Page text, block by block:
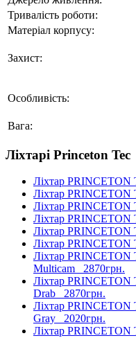
Тривалість роботи:
Матеріал корпусу:
Захист:
Особливість:
Вага:
Ліхтарі Princeton Tec
Ліхтар
Ліхтар
Ліхтар
Ліхтар
Ліхтар PRINCETON
Ліхтар
Ліхтар PRINCETON
Multicam 2870грн.
Ліхтар PRINCETON
Drab 2870грн.
Ліхтар PRINCETON
Gray 2020грн.
Ліхтар PRINCETON